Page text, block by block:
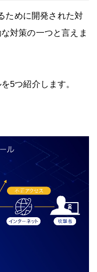
ために開発された対
対策の一つと言えま
5つ紹介します。